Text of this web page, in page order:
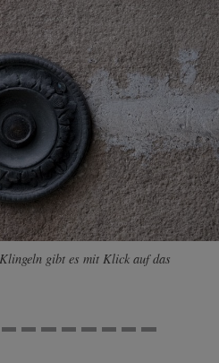
gibt es mit Klick auf das